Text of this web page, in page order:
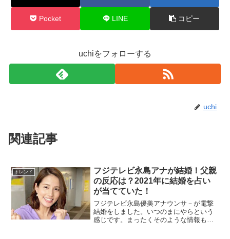
Pocket LINE コピー
uchiをフォローする
uchi
関連記事
トレンド
フジテレビ永島アナが結婚！父親
の反応は？2021年に結婚を占い
が当てていた！
フジテレビ永島優美アナウンサ－が電撃
結婚をしました。いつのまにやらという
感じです。まったくそのような情報も出